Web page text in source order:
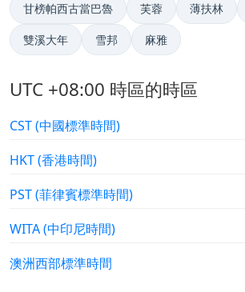
甘榜帕西古當巴魯 芙蓉 薄扶林
雙溪大年 雪邦 麻雅
UTC +08:00 時區的時區
CST (中國標準時間)
HKT (香港時間)
PST (菲律賓標準時間)
WITA (中印尼時間)
澳洲西部標準時間